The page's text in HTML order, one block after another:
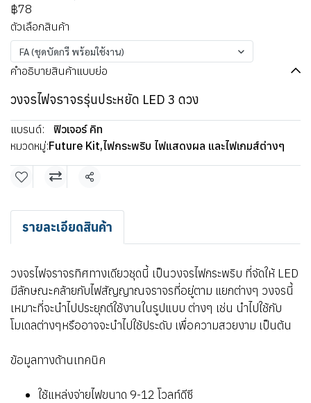
฿78
ตัวเลือกสินค้า
FA (ชุดบัดกรี พร้อมใช้งาน)
คำอธิบายสินค้าแบบย่อ
วงจรไฟจราจรรุ่นประหยัด LED 3 ดวง
แบรนด์:
ฟิวเจอร์ คิท
หมวดหมู่:Future Kit,ไฟกระพริบ ไฟแสดงผล และไฟเกมส์ต่างๆ
แชร์
รายละเอียดสินค้า
วงจรไฟจราจรทิศทางเดียวชุดนี้ เป็นวงจรไฟกระพริบ ที่จัดให้ LED
มีลักษณะคล้ายกับไฟสัญญาณจราจรที่อยู่ตาม แยกต่างๆ วงจรนี้
เหมาะที่จะนำไปประยุกต์ใช้งานในรูปแบบ ต่างๆ เช่น นำไปใช้กับ
โมเดลต่างๆหรืออาจจะนำไปใช้ประดับ เพื่อความสวยงาม เป็นต้น
ข้อมูลทางด้านเทคนิค
ใช้แหล่งจ่ายไฟขนาด 9-12 โวลท์ดีซี